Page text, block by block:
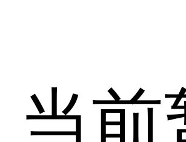
当前